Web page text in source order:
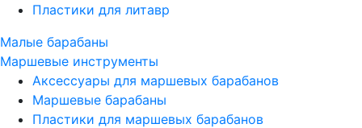
Пластики для литавр
Малые барабаны
Маршевые инструменты
Аксессуары для маршевых барабанов
Маршевые барабаны
Пластики для маршевых барабанов